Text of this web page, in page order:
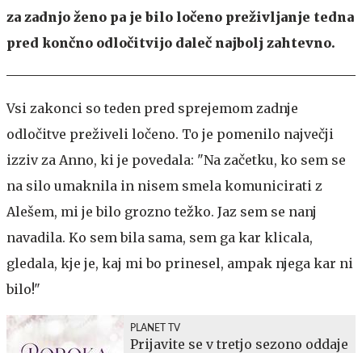
za zadnjo ženo pa je bilo ločeno preživljanje tedna
pred končno odločitvijo daleč najbolj zahtevno.
Vsi zakonci so teden pred sprejemom zadnje
odločitve preživeli ločeno. To je pomenilo največji
izziv za Anno, ki je povedala: "Na začetku, ko sem se
na silo umaknila in nisem smela komunicirati z
Alešem, mi je bilo grozno težko. Jaz sem se nanj
navadila. Ko sem bila sama, sem ga kar klicala,
gledala, kje je, kaj mi bo prinesel, ampak njega kar ni
bilo!"
PLANET TV
Prijavite se v tretjo sezono oddaje